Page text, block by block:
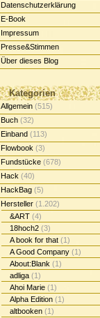
Datenschutzerklärung
E-Book
Impressum
Presse&Stimmen
Über dieses Blog
Kategorien
Allgemein (515)
Buch (32)
Einband (113)
Flowbook (3)
Fundstücke (678)
Hack (40)
HackBag (5)
Hersteller (1.202)
&ART (4)
18hoch2 (3)
A book for that (1)
A Good Company (1)
About:Blank (1)
adliga (1)
Ahoi Marie (1)
Alpha Edition (1)
altbooken (1)